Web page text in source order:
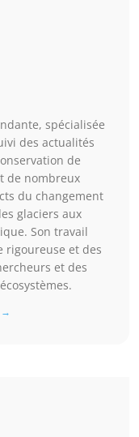
spécialisée
des actualités
de
de nombreux
du changement
glaciers aux
Son travail
rigoureuse et des
et des
→